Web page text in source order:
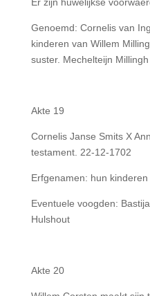
Genoemd: Cornelis van
kinderen van Willem
suster. Mechelteijn Millingh
Akte 19
Cornelis Janse Smits X
testament. 22-12-1702
Erfgenamen: hun kinderen
Eventuele voogden:
Hulshout
Akte 20